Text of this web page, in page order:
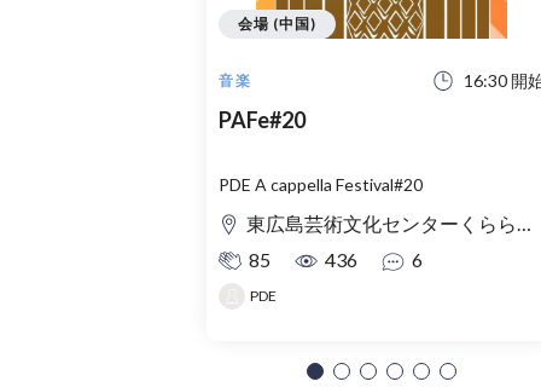
音楽 16:30 開
PAFe#20
PDE A cappella Festival#20
東広島芸術文化センターくらら 小ホール
85
436 6
PDE
会場 (中国)